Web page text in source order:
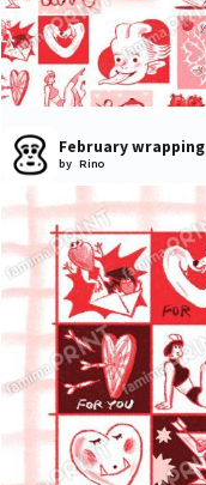
February wrapping
by Rino